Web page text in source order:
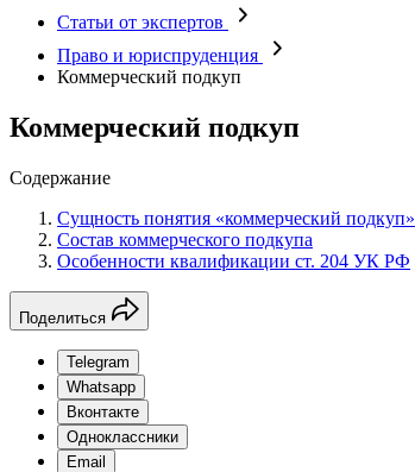
Статьи от экспертов
Право и юриспруденция
Коммерческий подкуп
Коммерческий подкуп
Содержание
Сущность понятия «коммерческий подкуп»
Состав коммерческого подкупа
Особенности квалификации ст. 204 УК РФ
Поделиться
Telegram
Whatsapp
Вконтакте
Одноклассники
Email